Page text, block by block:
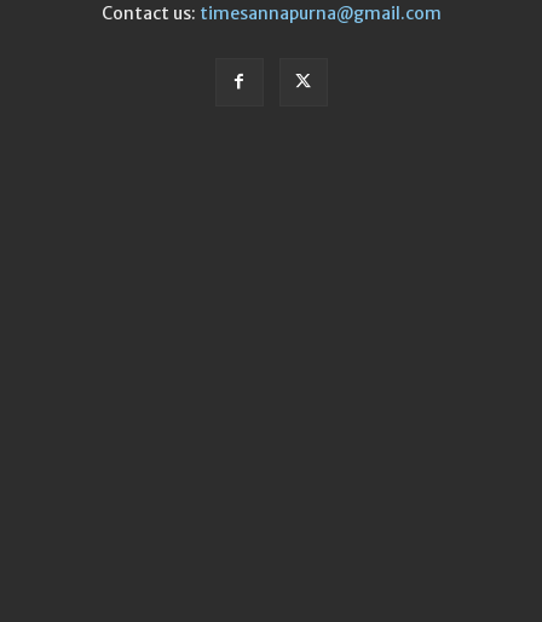
Contact us: timesannapurna@gmail.com